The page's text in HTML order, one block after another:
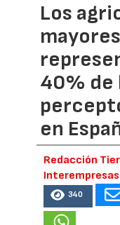
Los
40% de
en
Redacción
Interempresas
340